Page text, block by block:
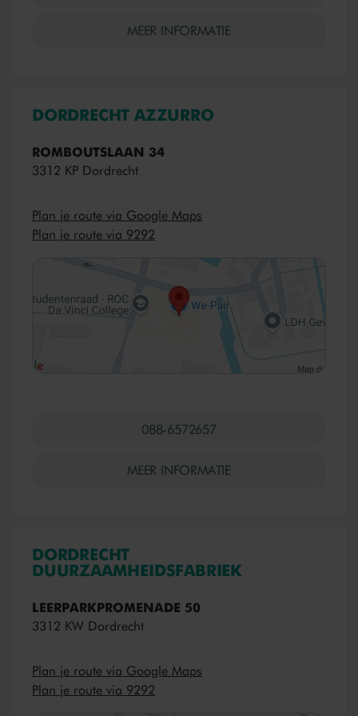
MEER INFORMATIE
DORDRECHT AZZURRO
ROMBOUTSLAAN 34
3312 KP Dordrecht
Plan je route via Google Maps
Plan je route via 9292
088-6572657
MEER INFORMATIE
DORDRECHT
DUURZAAMHEIDSFABRIEK
LEERPARKPROMENADE 50
3312 KW Dordrecht
Plan je route via Google Maps
Plan je route via 9292